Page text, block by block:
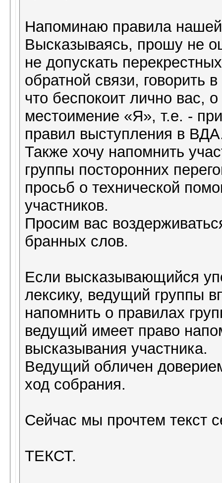
Напоминаю правила
Высказываясь, прошу не
не допускать
обратной связи, говорить
что беспокоит лично вас,
местоимение «Я», т.е. -
правил выступления в
Также хочу напомнить
группы посторонних
просьб о технической
участников.
Просим вас
бранных слов.
Если высказывающийся
лексику, ведущий группы
напомнить о правилах
ведущий имеет право
высказывания участника.
Ведущий обличен
ход собрания.
Сейчас мы прочтем текст
ТЕКСТ.